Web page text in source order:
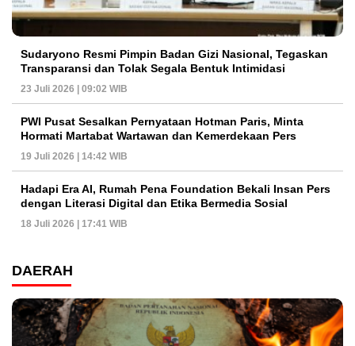
Sudaryono Resmi Pimpin Badan Gizi Nasional, Tegaskan
Transparansi dan Tolak Segala Bentuk Intimidasi
23 Juli 2026 | 09:02 WIB
PWI Pusat Sesalkan Pernyataan Hotman Paris, Minta
Hormati Martabat Wartawan dan Kemerdekaan Pers
19 Juli 2026 | 14:42 WIB
Hadapi Era AI, Rumah Pena Foundation Bekali Insan Pers
dengan Literasi Digital dan Etika Bermedia Sosial
18 Juli 2026 | 17:41 WIB
DAERAH